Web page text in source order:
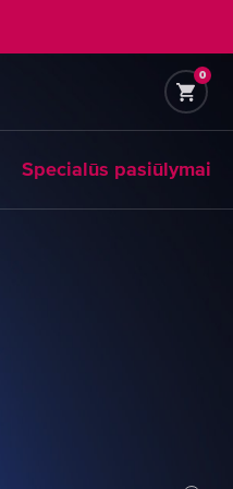
0
Specialūs pasiūlymai